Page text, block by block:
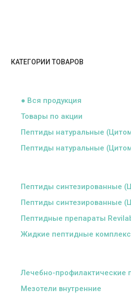
КАТЕГОРИИ ТОВАРОВ
● Вся продукция
Товары по акции
Пептиды натуральные
Пептиды натуральные
Пептиды синтезированные
Пептиды синтезированные
Пептидные препараты
Жидкие пептидные
Лечебно-профилактические
Мезотели внутренние